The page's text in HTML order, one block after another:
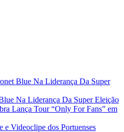
Blue Na Liderança Da Super
Na Liderança Da Super Eleição
Lança Tour “Only For Fans” em
e Videoclipe dos Portuenses